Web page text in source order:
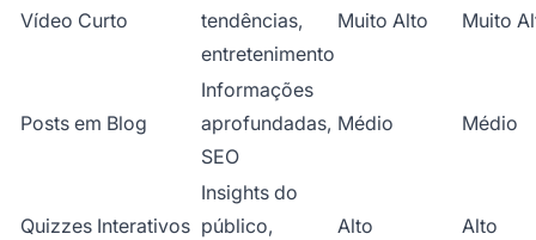
Vídeo Curto
tendências,
entretenimento
Muito Alto Muito
Posts em Blog
Informações
aprofundadas,
SEO
Médio Médio
Quizzes Interativos
Insights do
público,
Alto Alto